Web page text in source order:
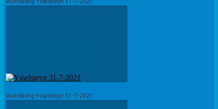
Wandeling Ysselsteyn 31-7-2021